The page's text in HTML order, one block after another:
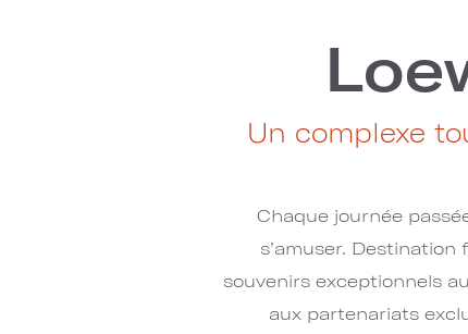
Un complexe
Chaque journée
s’amuser.
souvenirs exceptionnels
aux partenariats